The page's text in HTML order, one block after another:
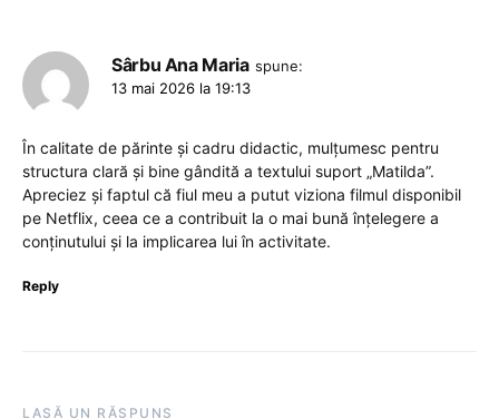
Sârbu Ana Maria spune:
13 mai 2026 la 19:13
În calitate de părinte și cadru didactic, mulțumesc pentru
structura clară și bine gândită a textului suport „Matilda”.
Apreciez și faptul că fiul meu a putut viziona filmul disponibil
pe Netflix, ceea ce a contribuit la o mai bună înțelegere a
conținutului și la implicarea lui în activitate.
Reply
LASĂ UN RĂSPUNS